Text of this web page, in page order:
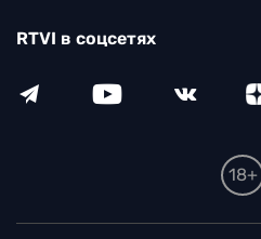
RTVI в соцсетях
18+